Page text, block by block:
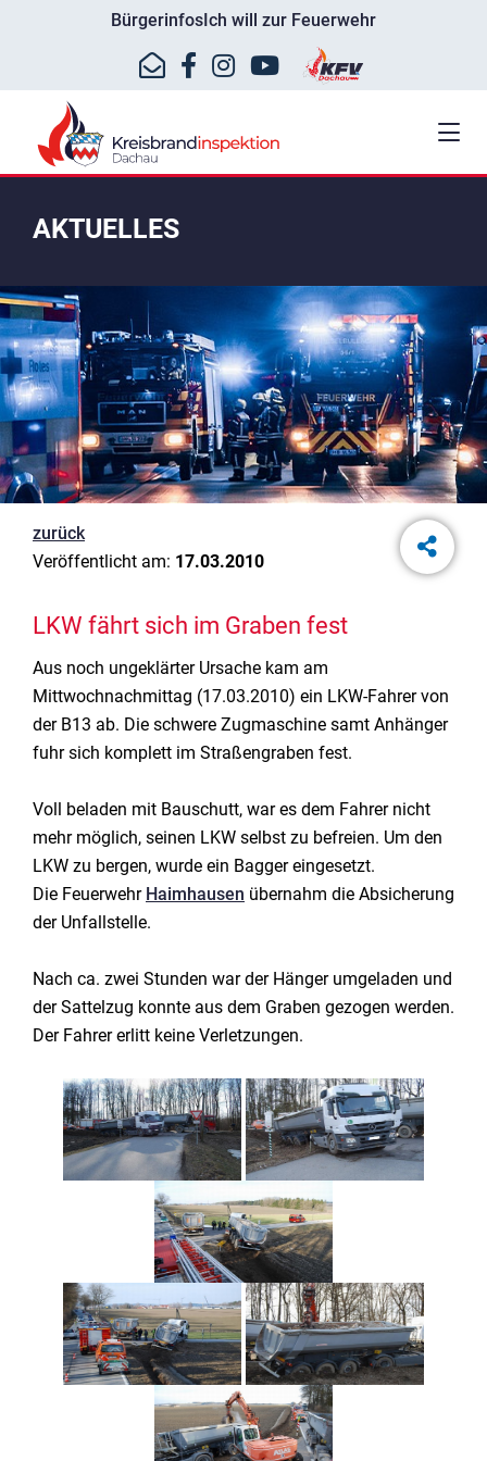
BürgerinfosIch will zur Feuerwehr
AKTUELLES
zurück
Veröffentlicht am: 17.03.2010
LKW fährt sich im Graben fest
Aus noch ungeklärter Ursache kam am
Mittwochnachmittag (17.03.2010) ein LKW-Fahrer von
der B13 ab. Die schwere Zugmaschine samt Anhänger
fuhr sich komplett im Straßengraben fest.
Voll beladen mit Bauschutt, war es dem Fahrer nicht
mehr möglich, seinen LKW selbst zu befreien. Um den
LKW zu bergen, wurde ein Bagger eingesetzt.
Die Feuerwehr Haimhausen übernahm die Absicherung
der Unfallstelle.
Nach ca. zwei Stunden war der Hänger umgeladen und
der Sattelzug konnte aus dem Graben gezogen werden.
Der Fahrer erlitt keine Verletzungen.